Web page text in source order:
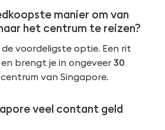
manier om van
het centrum te reizen?
de voordeligste optie. Een rit
en brengt je in ongeveer 30
van Singapore.
veel contant geld